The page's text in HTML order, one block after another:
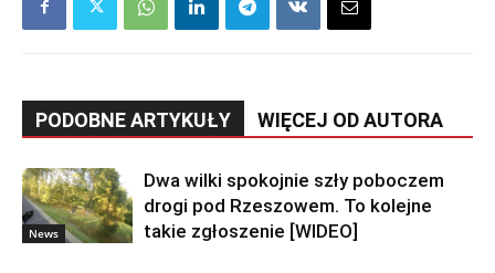
PODOBNE ARTYKUŁY WIĘCEJ OD AUTORA
News
Dwa wilki spokojnie szły poboczem
drogi pod Rzeszowem. To kolejne
takie zgłoszenie [WIDEO]